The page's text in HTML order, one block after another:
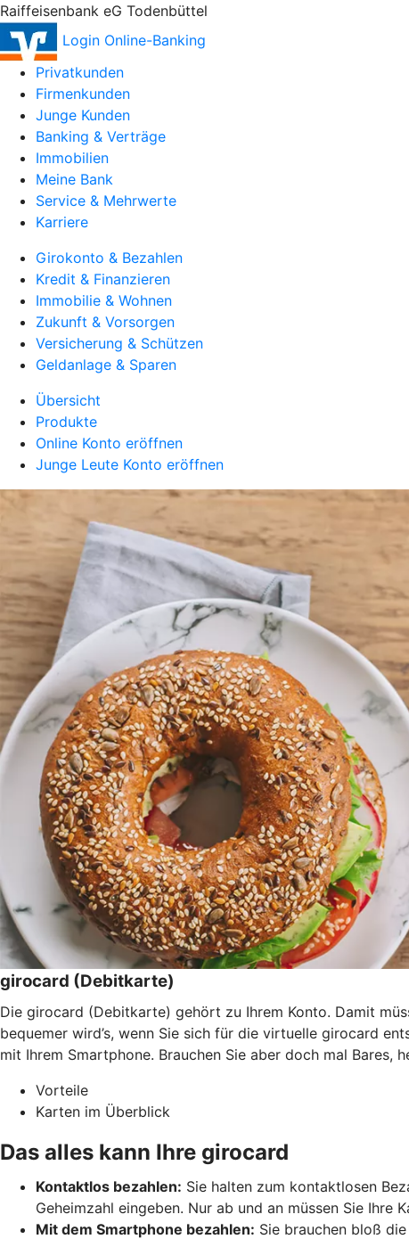
Raiffeisenbank eG Todenbüttel
Login Online-Banking
Privatkunden
Firmenkunden
Junge Kunden
Banking & Verträge
Immobilien
Meine Bank
Service & Mehrwerte
Karriere
Girokonto & Bezahlen
Kredit & Finanzieren
Immobilie & Wohnen
Zukunft & Vorsorgen
Versicherung & Schützen
Geldanlage & Sparen
Übersicht
Produkte
Online Konto eröffnen
Junge Leute Konto eröffnen
girocard (Debitkarte)
Die girocard (Debitkarte) gehört zu Ihrem Konto. Damit
bequemer wird’s, wenn Sie sich für die virtuelle girocard
mit Ihrem Smartphone. Brauchen Sie aber doch mal Bares,
Vorteile
Karten im Überblick
Das alles kann Ihre girocard
Kontaktlos bezahlen: Sie halten zum kontaktlosen
Geheimzahl eingeben. Nur ab und an müssen Sie Ihre
Mit dem Smartphone bezahlen: Sie brauchen bloß